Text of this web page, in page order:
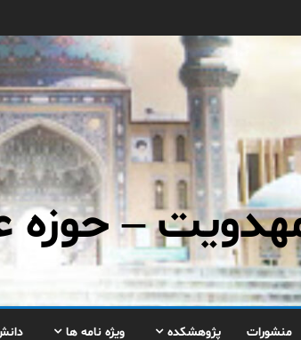
– حوزه
منشورات پژوهشکده ویژه نامه ها